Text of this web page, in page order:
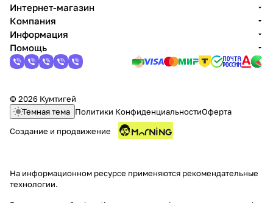
Интернет-магазин
Компания
Информация
Помощь
© 2026 Кумтигей
Темная тема Политики КонфиденциальностиОферта
Создание и продвижение
На информационном ресурсе применяются рекомендательные
технологии.